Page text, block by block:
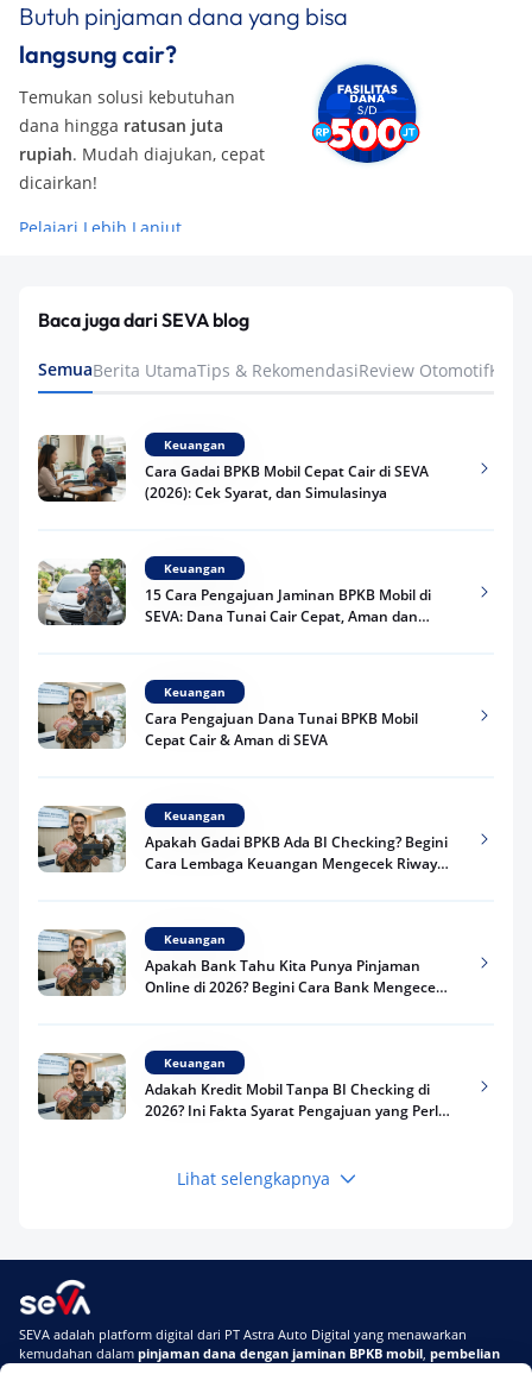
Butuh pinjaman dana yang bisa
langsung cair?
Temukan solusi kebutuhan
dana hingga ratusan juta
rupiah. Mudah diajukan, cepat
dicairkan!
Pelajari Lebih Lanjut
Baca juga dari SEVA blog
SemuaBerita UtamaTips & RekomendasiReview Otomotif
Keuangan
Cara Gadai BPKB Mobil Cepat Cair di SEVA
(2026): Cek Syarat, dan Simulasinya
Keuangan
15 Cara Pengajuan Jaminan BPKB Mobil di
SEVA: Dana Tunai Cair Cepat, Aman dan
Keuangan
Cara Pengajuan Dana Tunai BPKB Mobil
Cepat Cair & Aman di SEVA
Keuangan
Apakah Gadai BPKB Ada BI Checking? Begini
Cara Lembaga Keuangan Mengecek Riwayat
Keuangan
Apakah Bank Tahu Kita Punya Pinjaman
Online di 2026? Begini Cara Bank Mengecek
Keuangan
Adakah Kredit Mobil Tanpa BI Checking di
2026? Ini Fakta Syarat Pengajuan yang Perlu
Keuangan
Terpercaya
Telat Bayar Pinjol 2 Hari, Apakah Langsung
Masuk BI Checking? Simak Peraturan
Lihat selengkapnya
SEVA adalah platform digital dari PT Astra Auto Digital yang menawarkan
kemudahan dalam pinjaman dana dengan jaminan BPKB mobil, pembelian